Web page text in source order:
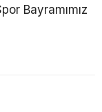
Bayramımız